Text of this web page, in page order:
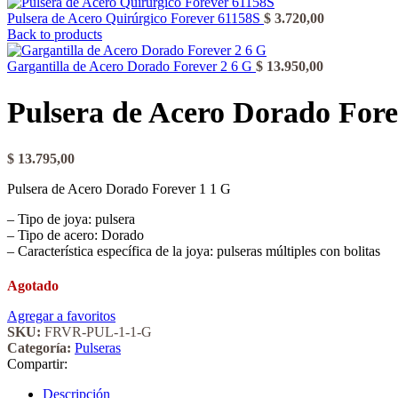
Pulsera de Acero Quirúrgico Forever 61158S $ 3.720,00
Back to products
Gargantilla de Acero Dorado Forever 2 6 G $ 13.950,00
Pulsera de Acero Dorado
$ 13.795,00
Pulsera de Acero Dorado Forever 1 1 G
– Tipo de joya: pulsera
– Tipo de acero: Dorado
– Característica específica de la joya: pulseras múltiples con bolitas
Agotado
Agregar a favoritos
SKU: FRVR-PUL-1-1-G
Categoría: Pulseras
Compartir:
Descripción